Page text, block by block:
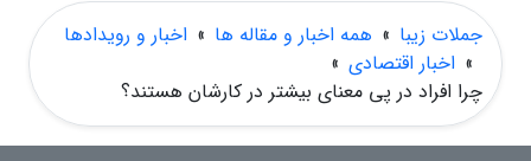
جملات زیبا » همه اخبار و مقاله ها » اخبار و رویدادها
» اخبار اقتصادی »
چرا افراد در پی معنای بیشتر در کارشان هستند؟